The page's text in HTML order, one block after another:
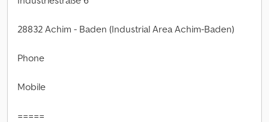
28832 Achim - Baden (Industrial Area Achim-Baden)
Phone
Mobile
=====